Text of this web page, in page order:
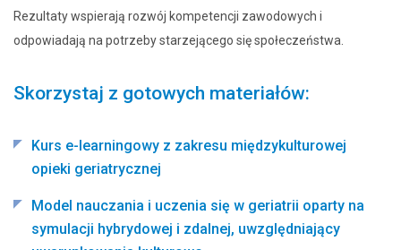
Rezultaty wspierają rozwój kompetencji zawodowych i
odpowiadają na potrzeby starzejącego się społeczeństwa.
Skorzystaj z gotowych materiałów:
Kurs e-learningowy z zakresu międzykulturowej
opieki geriatrycznej
Model nauczania i uczenia się w geriatrii oparty na
symulacji hybrydowej i zdalnej, uwzględniający